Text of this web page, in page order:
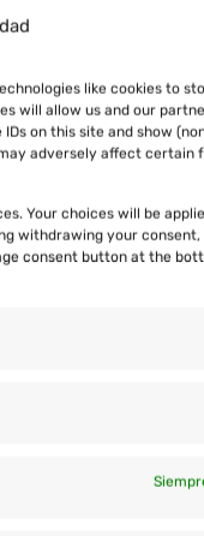
like cookies to
will allow us and our
on this site and show
adversely affect certain
Your choices will be
withdrawing your consent,
consent button at the